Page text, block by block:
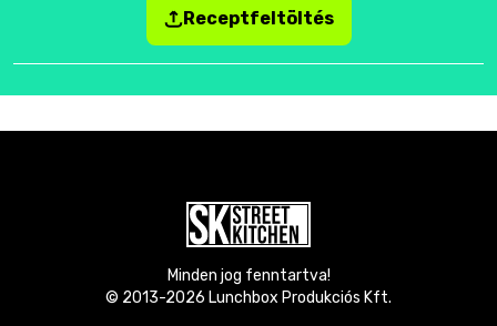
Receptfeltöltés
Minden jog fenntartva!
© 2013-2026 Lunchbox Produkciós Kft.